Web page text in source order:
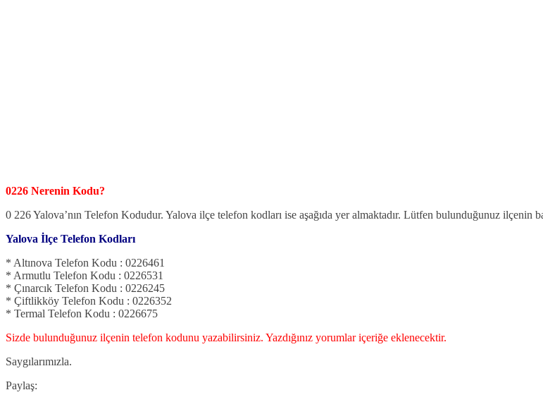
0226 Nerenin Kodu?
0 226 Yalova’nın Telefon Kodudur. Yalova ilçe telefon kodları ise aşağıda yer almaktadır. Lütfen bulunduğunuz
Yalova İlçe Telefon Kodları
* Altınova Telefon Kodu : 0226461
* Armutlu Telefon Kodu : 0226531
* Çınarcık Telefon Kodu : 0226245
* Çiftlikköy Telefon Kodu : 0226352
* Termal Telefon Kodu : 0226675
Sizde bulunduğunuz ilçenin telefon kodunu yazabilirsiniz. Yazdığınız yorumlar içeriğe eklenecektir.
Saygılarımızla.
Paylaş: